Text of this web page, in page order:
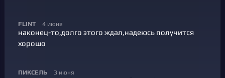
FLINT 4 июня
наконец-то,долго этого ждал,надеюсь получится
хорошо
ПИКСЕЛЬ 3 июня